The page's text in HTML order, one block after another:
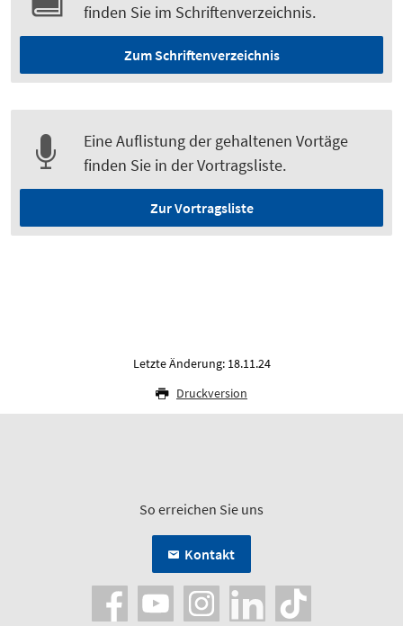
finden Sie im Schriftenverzeichnis.
Zum Schriftenverzeichnis
Eine Auflistung der gehaltenen Vortäge
finden Sie in der Vortragsliste.
Zur Vortragsliste
Letzte Änderung: 18.11.24
Druckversion
So erreichen Sie uns
Kontakt